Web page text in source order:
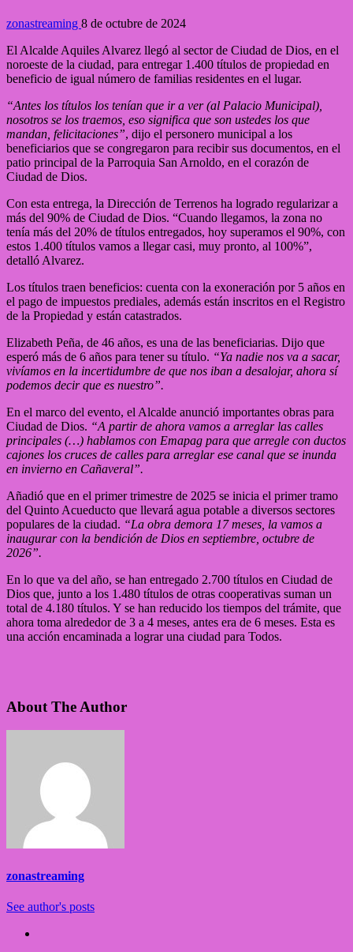
zonastreaming 8 de octubre de 2024
El Alcalde Aquiles Alvarez llegó al sector de Ciudad de Dios, en el
noroeste de la ciudad, para entregar 1.400 títulos de propiedad en
beneficio de igual número de familias residentes en el lugar.
“Antes los títulos los tenían que ir a ver (al Palacio Municipal),
nosotros se los traemos, eso significa que son ustedes los que
mandan, felicitaciones”, dijo el personero municipal a los
beneficiarios que se congregaron para recibir sus documentos, en el
patio principal de la Parroquia San Arnoldo, en el corazón de
Ciudad de Dios.
Con esta entrega, la Dirección de Terrenos ha logrado regularizar a
más del 90% de Ciudad de Dios. “Cuando llegamos, la zona no
tenía más del 20% de títulos entregados, hoy superamos el 90%, con
estos 1.400 títulos vamos a llegar casi, muy pronto, al 100%”,
detalló Alvarez.
Los títulos traen beneficios: cuenta con la exoneración por 5 años en
el pago de impuestos prediales, además están inscritos en el Registro
de la Propiedad y están catastrados.
Elizabeth Peña, de 46 años, es una de las beneficiarias. Dijo que
esperó más de 6 años para tener su título. “Ya nadie nos va a sacar,
vivíamos en la incertidumbre de que nos iban a desalojar, ahora sí
podemos decir que es nuestro”.
En el marco del evento, el Alcalde anunció importantes obras para
Ciudad de Dios. “A partir de ahora vamos a arreglar las calles
principales (…) hablamos con Emapag para que arregle con ductos
cajones los cruces de calles para arreglar ese canal que se inunda
en invierno en Cañaveral”.
Añadió que en el primer trimestre de 2025 se inicia el primer tramo
del Quinto Acueducto que llevará agua potable a diversos sectores
populares de la ciudad. “La obra demora 17 meses, la vamos a
inaugurar con la bendición de Dios en septiembre, octubre de
2026”.
En lo que va del año, se han entregado 2.700 títulos en Ciudad de
Dios que, junto a los 1.480 títulos de otras cooperativas suman un
total de 4.180 títulos. Y se han reducido los tiempos del trámite, que
ahora toma alrededor de 3 a 4 meses, antes era de 6 meses. Esta es
una acción encaminada a lograr una ciudad para Todos.
About The Author
zonastreaming
See author's posts